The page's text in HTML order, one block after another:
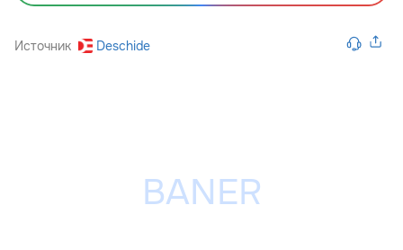
Источник Deschide